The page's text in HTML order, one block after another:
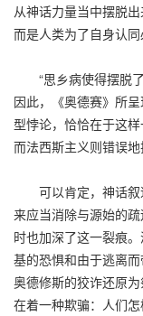
从神话力量当中摆脱
而是人类为了自身认同
“思乡病使得摆脱了
因此，《奥德赛》所
型悖论，恰恰在于这
而法西斯主义则错误地
可以肯定，神话叙
来应当消除与源始的
时也加深了这一裂痕
基的恐惧和由于逃离
奥德修斯的狡诈还原
在着一种欺骗：人们